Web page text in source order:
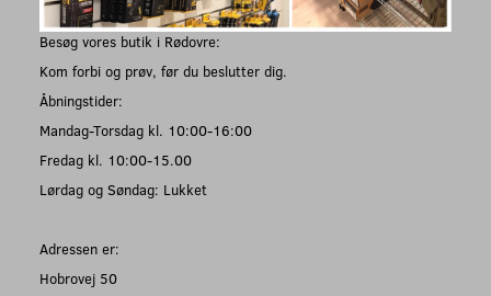
Besøg vores butik i Rødovre:
Kom forbi og prøv, før du beslutter dig.
Åbningstider:
Mandag-Torsdag kl. 10:00-16:00
Fredag kl. 10:00-15.00
Lørdag og Søndag: Lukket
Adressen er:
Hobrovej 50